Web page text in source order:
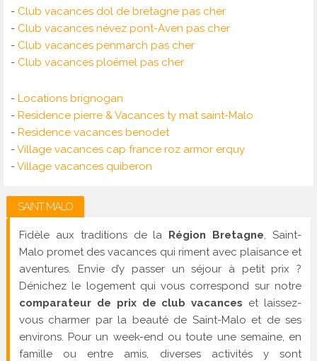
- Club vacances dol de bretagne pas cher
- Club vacances névez pont-Aven pas cher
- Club vacances penmarch pas cher
- Club vacances ploëmel pas cher
- Locations brignogan
- Residence pierre & Vacances ty mat saint-Malo
- Residence vacances benodet
-Village vacances cap france roz armor erquy
-Village vacances quiberon
SAINT MALO
Fidèle aux traditions de la Région Bretagne , Saint-
Malo promet des vacances qui riment avec plaisance et
aventures. Envie d’y passer un séjour à petit prix ?
Dénichez le logement qui vous correspond sur notre
comparateur de prix de club vacances et laissez-
vous charmer par la beauté de Saint-Malo et de ses
environs. Pour un week-end ou toute une semaine, en
famille ou entre amis, diverses activités y sont